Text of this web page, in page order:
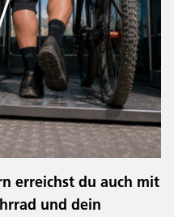
erreichst du auch mit
und dein